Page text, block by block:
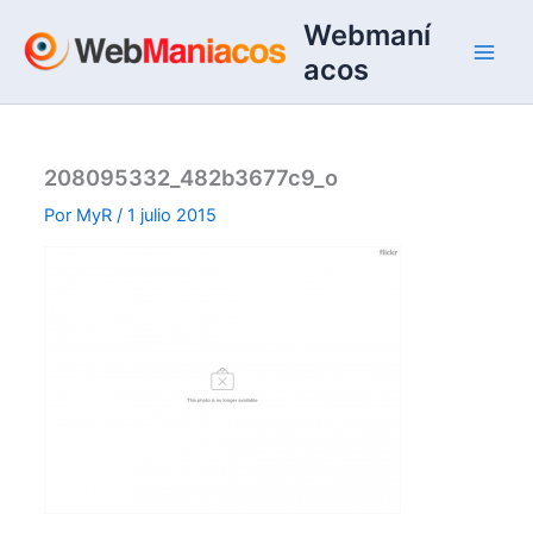
contenido
Webmaní
acos
208095332_482b3677c9_o
Por MyR/1 julio 2015